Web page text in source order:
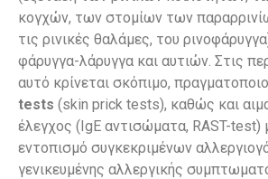
κογχών, των στομίων των
τις ρινικές θαλάμες, του
φάρυγγα-λάρυγγα και αυτιών. Στις
αυτό κρίνεται σκόπιμο,
tests (skin prick tests), καθώς και
έλεγχος (IgE αντισώματα, RAST-test)
εντοπισμό συγκεκριμένων
γενικευμένης αλλεργικής